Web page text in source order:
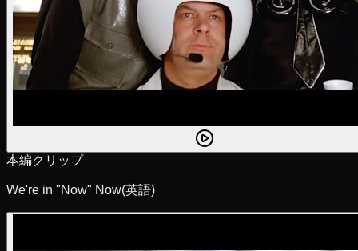
本編クリップ
We're in "Now" Now(英語)